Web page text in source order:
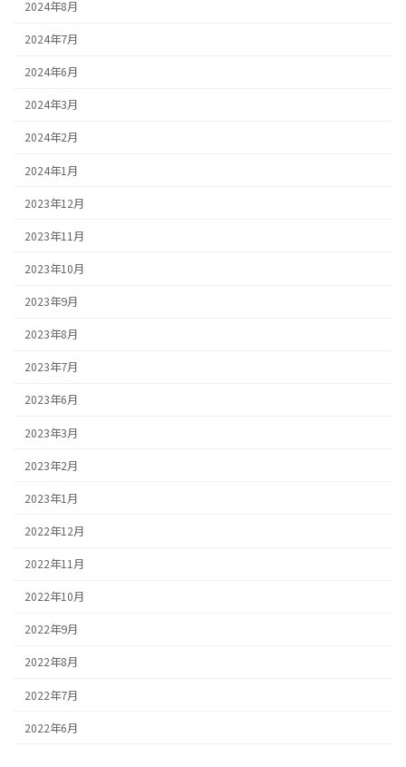
2024年8月
2024年7月
2024年6月
2024年3月
2024年2月
2024年1月
2023年12月
2023年11月
2023年10月
2023年9月
2023年8月
2023年7月
2023年6月
2023年3月
2023年2月
2023年1月
2022年12月
2022年11月
2022年10月
2022年9月
2022年8月
2022年7月
2022年6月